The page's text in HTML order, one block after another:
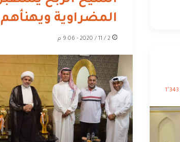
المضراوية ويهنأهم
2 / 11 / 2020 - 9:06 م
1٬343